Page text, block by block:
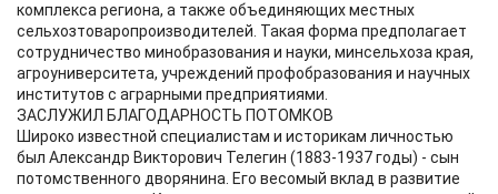
комплекса региона, а также объединяющих местных
сельхозтоваропроизводителей. Такая форма предполагает
сотрудничество минобразования и науки, минсельхоза края,
агроуниверситета, учреждений профобразования и научных
институтов с аграрными предприятиями.
ЗАСЛУЖИЛ БЛАГОДАРНОСТЬ ПОТОМКОВ
Широко известной специалистам и историкам личностью
был Александр Викторович Телегин (1883-1937 годы) - сын
потомственного дворянина. Его весомый вклад в развитие